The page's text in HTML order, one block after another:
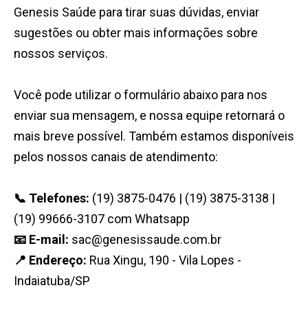
Genesis Saúde para tirar suas dúvidas, enviar
sugestões ou obter mais informações sobre
nossos serviços.
Você pode utilizar o formulário abaixo para nos
enviar sua mensagem, e nossa equipe retornará o
mais breve possível. Também estamos disponíveis
pelos nossos canais de atendimento:
📞 Telefones: (19) 3875-0476 | (19) 3875-3138 |
(19) 99666-3107 com Whatsapp
📧 E-mail: sac@genesissaude.com.br
📍 Endereço: Rua Xingu, 190 - Vila Lopes -
Indaiatuba/SP